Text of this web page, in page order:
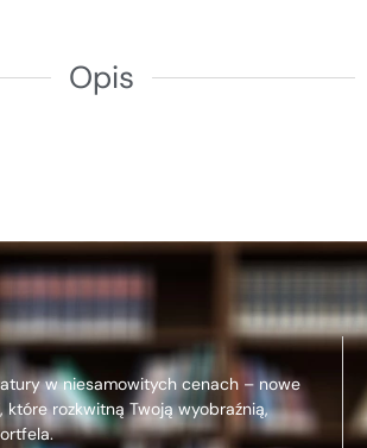
Opis
w niesamowitych cenach – nowe
które rozkwitną Twoją wyobraźnią,